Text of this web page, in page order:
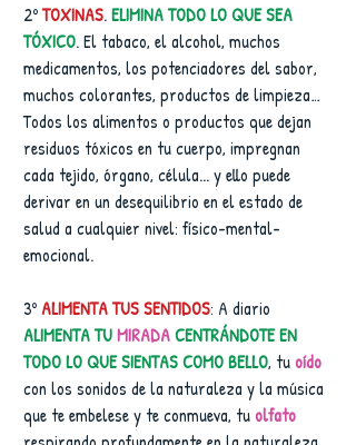
2º TOXINAS. ELIMINA TODO LO QUE SEA
TÓXICO. El tabaco, el alcohol, muchos
medicamentos, los potenciadores del sabor,
muchos colorantes, productos de limpieza…
Todos los alimentos o productos que dejan
residuos tóxicos en tu cuerpo, impregnan
cada tejido, órgano, célula... y ello puede
derivar en un desequilibrio en el estado de
salud a cualquier nivel: físico-mental-
emocional.
3º ALIMENTA TUS SENTIDOS: A diario
ALIMENTA TU MIRADA CENTRÁNDOTE EN
TODO LO QUE SIENTAS COMO BELLO, tu oído
con los sonidos de la naturaleza y la música
que te embelese y te conmueva, tu olfato